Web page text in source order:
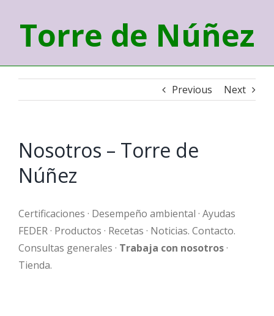
Torre de Núñez
Previous Next
Nosotros – Torre de
Núñez
Certificaciones · Desempeño ambiental · Ayudas
FEDER · Productos · Recetas · Noticias. Contacto.
Consultas generales · Trabaja con nosotros·
Tienda.